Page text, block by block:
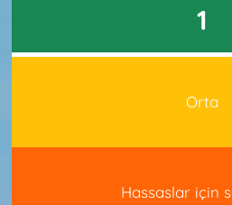
1
Orta
Hassaslar için